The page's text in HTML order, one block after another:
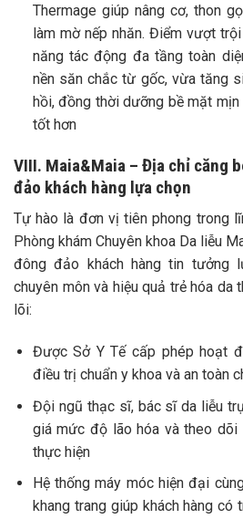
Thermage giúp nâng cơ, thon
làm mờ nếp nhăn. Điểm vượt
năng tác động đa tầng toàn
nền săn chắc từ gốc, vừa tăng
hồi, đồng thời dưỡng bề mặt
tốt hơn
VIII. Maia&Maia – Địa chỉ căng
đảo khách hàng lựa chọn
Tự hào là đơn vị tiên phong trong
Phòng khám Chuyên khoa Da liễu
đông đảo khách hàng tin tưởng
chuyên môn và hiệu quả trẻ hóa
lõi:
Được Sở Y Tế cấp phép hoạt
điều trị chuẩn y khoa và an toàn
Đội ngũ thạc sĩ, bác sĩ da liễu
giá mức độ lão hóa và theo
thực hiện
Hệ thống máy móc hiện đại
khang trang giúp khách hàng